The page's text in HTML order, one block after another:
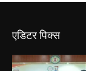
एडिटर पिक्स